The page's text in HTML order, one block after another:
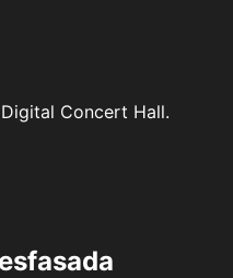
Concert Hall.